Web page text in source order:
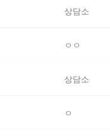
상담소
ㅇㅇ
상담소
ㅇ